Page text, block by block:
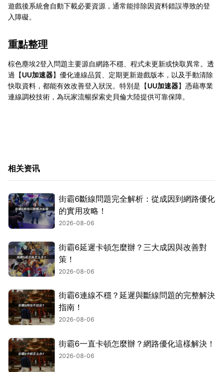
遊戲後系統會自動下載必要資源，通常能排除因資料錯誤導致的登
入障礙。
重點整理
棕色塵埃2登入問題主要源自網路不穩、程式未更新或快取異常。透
過【UU加速器】優化連線品質、定期更新遊戲版本，以及手動清除
快取資料，都能有效改善登入狀況。特別是【UU加速器】憑藉專業
連線調校技術，為玩家流暢探索史貝倫大陸提供可靠保障。
相关资讯
街霸6斷線問題完全解析：從成因到網路優化
的實用攻略！
2026-08-06
街霸6延遲卡頓怎麼辦？三大成因與改善對
策！
2026-08-06
街霸6連線不穩？延遲與斷線問題的完整解決
指南！
2026-08-06
街霸6一直卡頓怎麼辦？網路優化這樣解決！
2026-08-06